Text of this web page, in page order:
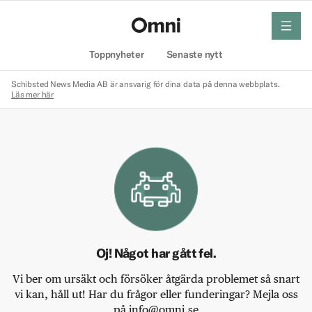
Toppnyheter Senaste nytt
meny
Schibsted News Media AB är ansvarig för dina data på denna webbplats.
Läs mer här
Oj! Något har gått fel.
Vi ber om ursäkt och försöker åtgärda problemet så snart
vi kan, håll ut! Har du frågor eller funderingar? Mejla oss